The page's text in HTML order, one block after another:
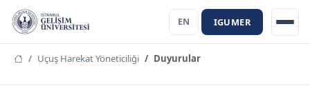
EN IGUMER
Uçuş Harekat Yöneticiliği Duyurular